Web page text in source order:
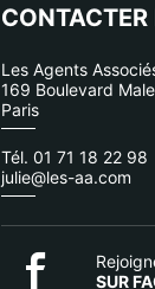
CONTACTER
Les Agents
169 Boulevard
Paris
Tél. 01 71 18 22 98
julie@les-aa.com
SUR